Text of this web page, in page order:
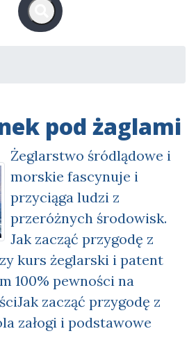
pod żaglami
Żeglarstwo śródlądowe i
morskie fascynuje i
przyciąga ludzi z
przeróżnych środowisk.
Jak zacząć przygodę z
kurs żeglarski i patent
100% pewności na
zacząć przygodę z
załogi i podstawowe